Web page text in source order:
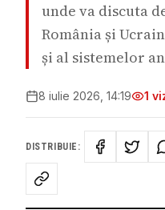
unde va discuta
România și
și al sistemelor
8 iulie 2026, 14:19 1
DISTRIBUIE: